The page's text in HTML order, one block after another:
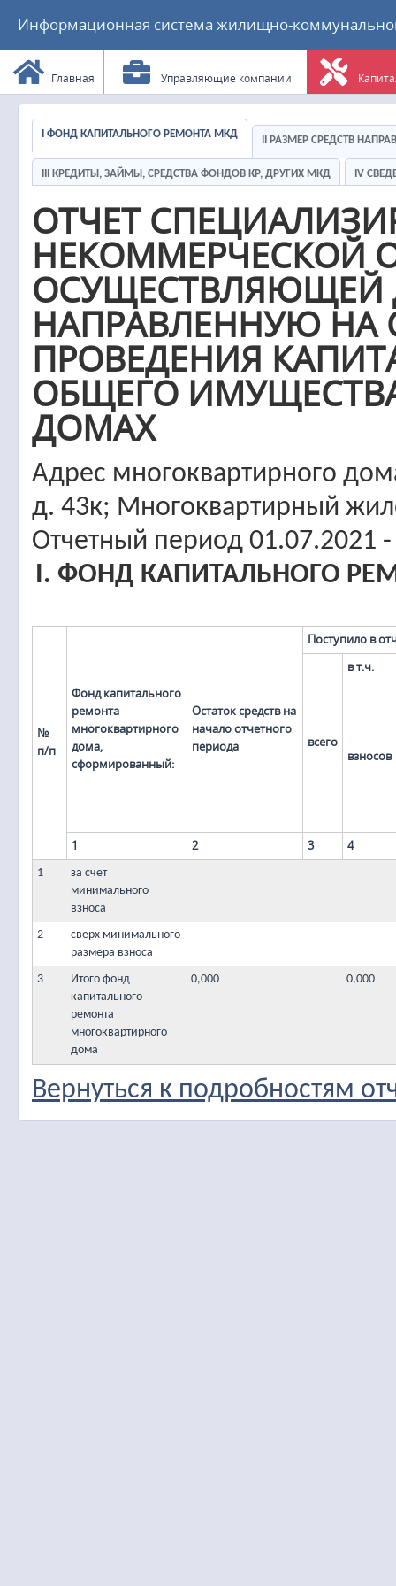
Информационная система жилищно-
Главная Управляющие компании
I ФОНД КАПИТАЛЬНОГО РЕМОНТА МКД
II РАЗМЕР СРЕДСТВ
III КРЕДИТЫ, ЗАЙМЫ, СРЕДСТВА ФОНДОВ КР, ДРУГИХ МКД IV
ОТЧЕТ
НЕКОММЕРЧЕСКОЙ
ОСУЩЕСТВЛЯЮЩЕЙ
НАПРАВЛЕННУЮ НА
ПРОВЕДЕНИЯ
ОБЩЕГО
ДОМАХ
Адрес многоквартирного
д. 43к; Многоквартирный
Отчетный период 01.07.2021
I. ФОНД КАПИТАЛЬНОГО
№
п/п
Фонд капитального
ремонта
многоквартирного
дома,
сформированный:
Остаток средств на
начало отчетного
периода
Поступило в
всего
в т.ч.
взносов
1 2 3 4
1
за счет
минимального
взноса
2
сверх минимального
размера взноса
3
Итого фонд
капитального
ремонта
многоквартирного
дома
0,000 0,000
Вернуться к подробностям